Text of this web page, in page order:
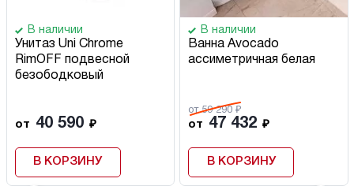
В наличии
Унитаз Uni Chrome
RimOFF подвесной
безободковый
от 40 590 ₽
В КОРЗИНУ
В наличии
Ванна Avocado
ассиметричная белая
от 59 290 ₽
от 47 432 ₽
В КОРЗИНУ